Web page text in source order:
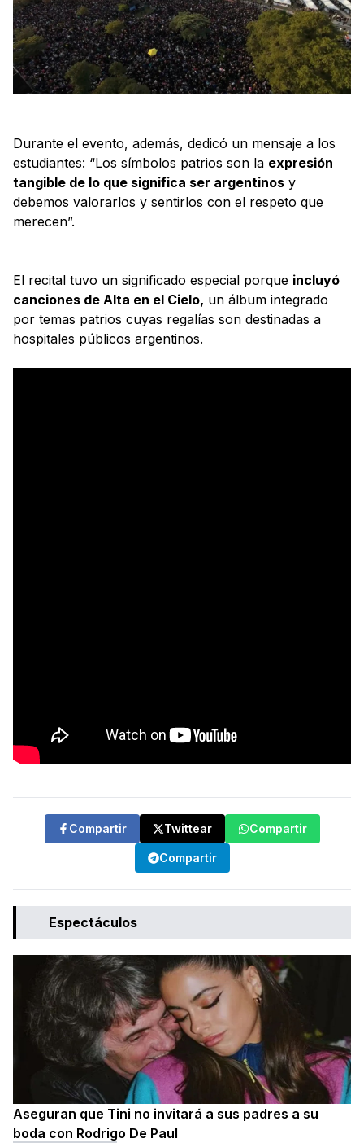
Durante el evento, además, dedicó un mensaje a los
estudiantes: “Los símbolos patrios son la expresión
tangible de lo que significa ser argentinos y
debemos valorarlos y sentirlos con el respeto que
merecen”.
El recital tuvo un significado especial porque incluyó
canciones de Alta en el Cielo, un álbum integrado
por temas patrios cuyas regalías son destinadas a
hospitales públicos argentinos.
Compartir Twittear Compartir
Compartir
Espectáculos
Aseguran que Tini no invitará a sus padres a su
boda con Rodrigo De Paul